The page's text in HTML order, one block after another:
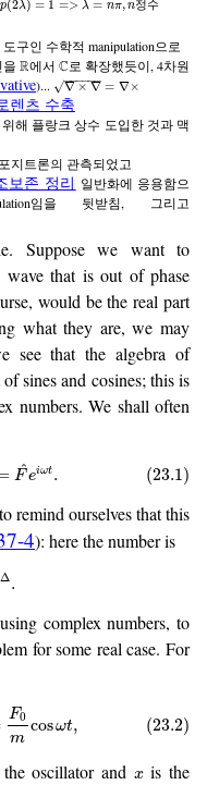
p(2λ) = 1 => λ = nπ, n정수
구인 수학적 manipulation으로
R에서 C로 확장했듯이, 4차원
)... ∇×∇
− −
−−−−
√ = ∇×
렌츠 수축
해 플랑크 상수 도입한 것과 맥
지트론의 관측되었고
보존 정리 일반화에 응용함으
임을 뒷받침, 그리고
Suppose we want to
that is out of phase
would be the real part
what they are, we may
see that the algebra of
sines and cosines; this is
numbers. We shall often
F^eiωt . (23.1)
remind ourselves that this
4): here the number is
Δ.
complex numbers, to
for some real case. For
F0
m
cosωt, (23.2)
oscillator and xis the